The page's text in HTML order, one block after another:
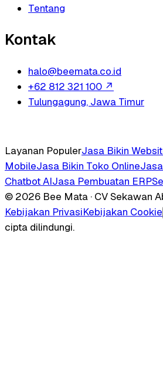
Tentang
Kontak
halo@beemata.co.id
+62 812 321 100 ↗
Tulungagung, Jawa Timur
Layanan PopulerJasa Bikin
MobileJasa Bikin Toko Online
Chatbot AIJasa Pembuatan ERP
© 2026 Bee Mata · CV Sekawan
Kebijakan PrivasiKebijakan Cookie
cipta dilindungi.